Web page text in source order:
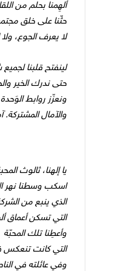
ألهِمنا بحلم من
حثّنا على خلق
لا يعرف الجوع،
لينفتح قلبنا
حتى ندرك الخير
ونعزّز روابط
والآمال المشتركة.
يا إلهنا، ثالوث
اسكب وسطنا نهر
الذي ينبع من
التي تسكن أعماق
وأعطِنا تلك المحبّة
التي كانت تنعكس
وفي عائلته في